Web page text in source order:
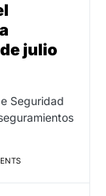
julio
Seguridad